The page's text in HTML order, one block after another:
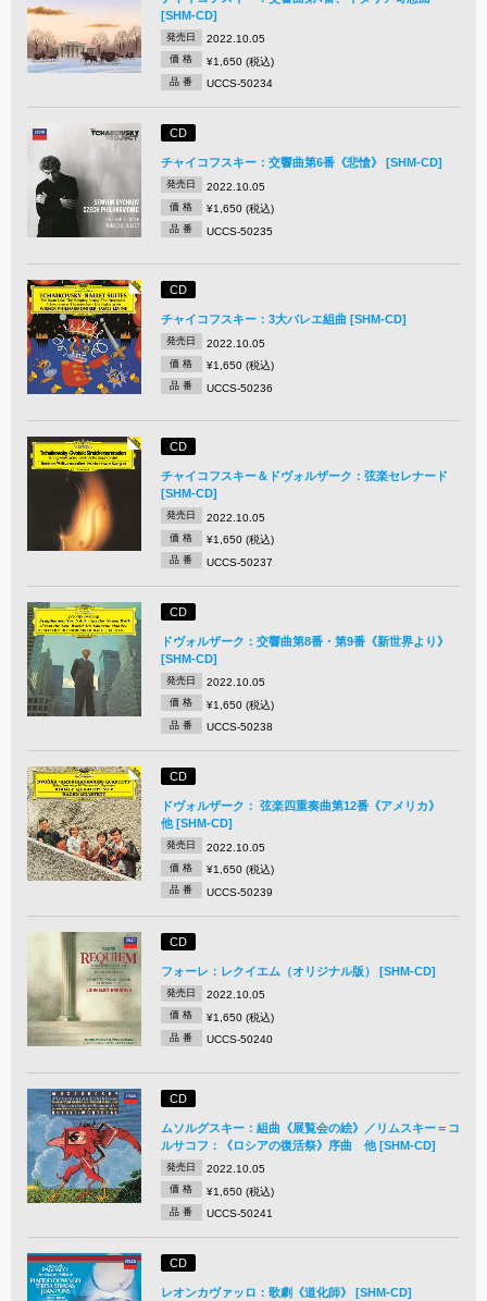
[SHM-CD]
発売日 2022.10.05
価 格 ¥1,650 (税込)
品 番 UCCS-50234
CD
チャイコフスキー：交響曲第6番《悲愴》 [SHM-CD]
発売日 2022.10.05
価 格 ¥1,650 (税込)
品 番 UCCS-50235
CD
チャイコフスキー：3大バレエ組曲 [SHM-CD]
発売日 2022.10.05
価 格 ¥1,650 (税込)
品 番 UCCS-50236
CD
チャイコフスキー＆ドヴォルザーク：弦楽セレナード
[SHM-CD]
発売日 2022.10.05
価 格 ¥1,650 (税込)
品 番 UCCS-50237
CD
ドヴォルザーク：交響曲第8番・第9番《新世界より》
[SHM-CD]
発売日 2022.10.05
価 格 ¥1,650 (税込)
品 番 UCCS-50238
CD
ドヴォルザーク： 弦楽四重奏曲第12番《アメリカ》
他 [SHM-CD]
発売日 2022.10.05
価 格 ¥1,650 (税込)
品 番 UCCS-50239
CD
フォーレ：レクイエム（オリジナル版） [SHM-CD]
発売日 2022.10.05
価 格 ¥1,650 (税込)
品 番 UCCS-50240
CD
ムソルグスキー：組曲《展覧会の絵》／リムスキー＝コ
ルサコフ：《ロシアの復活祭》序曲 他 [SHM-CD]
発売日 2022.10.05
価 格 ¥1,650 (税込)
品 番 UCCS-50241
CD
レオンカヴァッロ：歌劇《道化師》 [SHM-CD]